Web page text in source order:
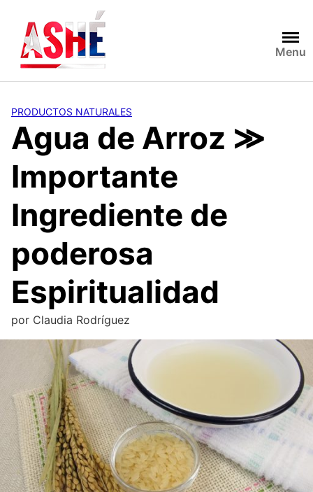
contenido
Menu
PRODUCTOS NATURALES
Agua de Arroz ≫
Importante
Ingrediente de
poderosa
Espiritualidad
por Claudia Rodríguez